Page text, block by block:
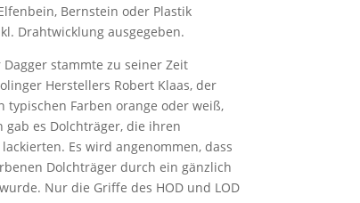
Bernstein oder Plastik
Drahtwicklung ausgegeben.
stammte zu seiner Zeit
Herstellers Robert Klaas, der
Farben orange oder weiß,
es Dolchträger, die ihren
Es wird angenommen, dass
Dolchträger durch ein gänzlich
Nur die Griffe des HOD und LOD